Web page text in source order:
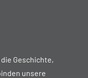
Geschichte,
unsere